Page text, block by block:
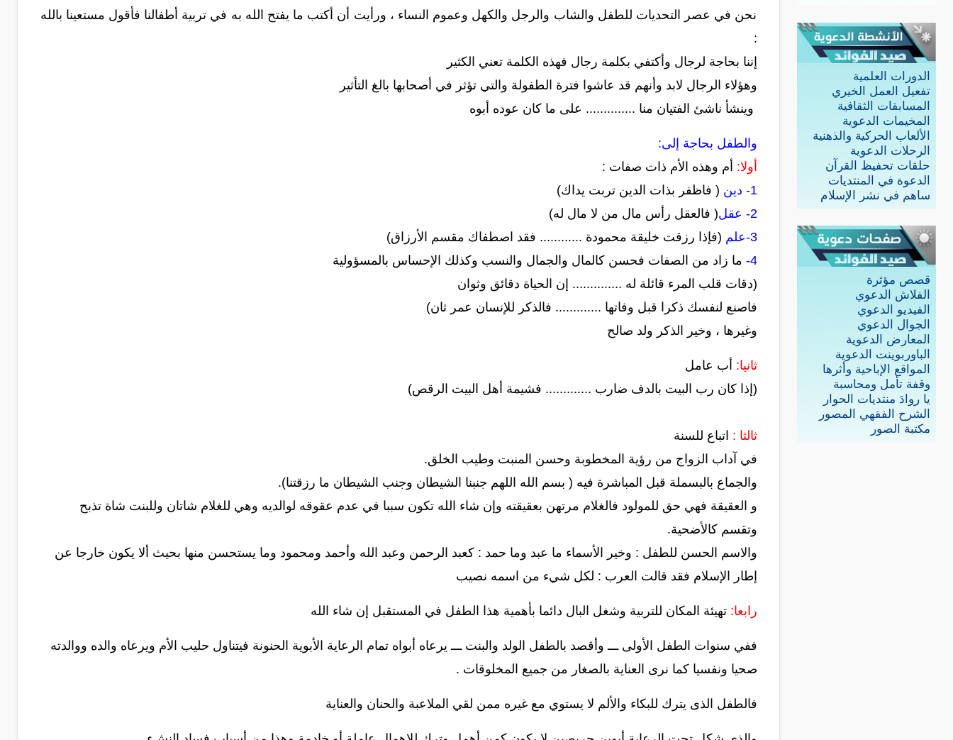
الدورات العلمية
تفعيل العمل الخيري
المسابقات الثقافية
المخيمات الدعوية
الألعاب الحركية والذهنية
الرحلات الدعوية
حلقات تحفيظ القرآن
الدعوة في المنتديات
ساهم في نشر الإسلام
قصص مؤثرة
الفلاش الدعوي
الفيديو الدعوي
الجوال الدعوي
المعارض الدعوية
الباوربوينت الدعوية
المواقع الإباحية وأثرها
وقفة تأمل ومحاسبة
يا روادَ منتديات الحوار
الشرح الفقهي المصور
مكتبة الصور
نحن في عصر التحديات للطفل والشاب والرجل والكهل وعموم النساء ، ورأيت أن أكتب ما يفتح الله به في تربية أطفالنا فأقول مستعينا بالله
:
إننا بحاجة لرجال وأكتفي بكلمة رجال فهذه الكلمة تعني الكثير
وهؤلاء الرجال لابد وأنهم قد عاشوا فترة الطفولة والتي تؤثر في أصحابها بالغ التأثير
وينشأ ناشئ الفتيان منا .............. على ما كان عوده أبوه
والطفل بحاجة إلى:
أولا: أم وهذه الأم ذات صفات :
1- دين
( فاظفر بذات الدين تربت يداك)
2- عقل
( فالعقل رأس مال من لا مال له)
3-علم
(فإذا رزقت خليقة محمودة ............ فقد اصطفاك مقسم الأرزاق)
4- ما زاد من الصفات فحسن كالمال والجمال والنسب وكذلك الإحساس بالمسؤولية
(دقات قلب المرء قائلة له .............. إن الحياة دقائق وثوان
فاصنع لنفسك ذكرا قبل وفاتها ............. فالذكر للإنسان عمر ثان)
وغيرها ، وخير الذكر ولد صالح
ثانيا: أب عامل
(إذا كان رب البيت بالدف ضارب ............. فشيمة أهل البيت الرقص)
ثالثا : اتباع للسنة
في آداب الزواج من رؤية المخطوبة وحسن المنبت وطيب الخلق.
والجماع بالبسملة قبل المباشرة فيه ( بسم الله اللهم جنبنا الشيطان وجنب الشيطان ما رزقتنا).
و العقيقة فهي حق للمولود فالغلام مرتهن بعقيقته وإن شاء الله تكون سببا في عدم عقوقه لوالديه وهي للغلام شاتان وللبنت شاة تذبح
وتقسم كالأضحية.
والاسم الحسن للطفل : وخير الأسماء ما عبد وما حمد : كعبد الرحمن وعبد الله وأحمد ومحمود وما يستحسن منها بحيث ألا يكون خارجا عن
إطار الإسلام فقد قالت العرب : لكل شيء من اسمه نصيب
رابعا: تهيئة المكان للتربية وشغل البال دائما بأهمية هذا الطفل في المستقبل إن شاء الله
ففي سنوات الطفل الأولى ـــ وأقصد بالطفل الولد والبنت ـــ يرعاه أبواه تمام الرعاية الأبوية الحنونة فيتناول حليب الأم ويرعاه والده ووالدته
صحيا ونفسيا كما نرى العناية بالصغار من جميع المخلوقات .
فالطفل الذى يترك للبكاء والألم لا يستوي مع غيره ممن لقي الملاعبة والحنان والعناية